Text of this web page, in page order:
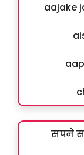
aajake
सपने